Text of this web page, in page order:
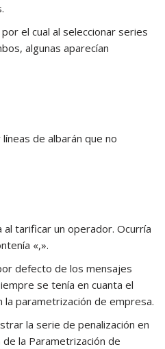
el cual al seleccionar series
algunas aparecían
de albarán que no
al tarificar un operador. Ocurría
«,».
defecto de los mensajes
se tenía en cuanta el
parametrización de empresa.
la serie de penalización en
la Parametrización de